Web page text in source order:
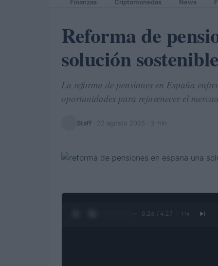
Finanzas Criptomonedas News
Reforma de
solución
La reforma de pensiones en España
oportunidades para rejuvenecer el
Staff 22 agosto 2025 · 3 min
0:27 / 4:27 1 /4